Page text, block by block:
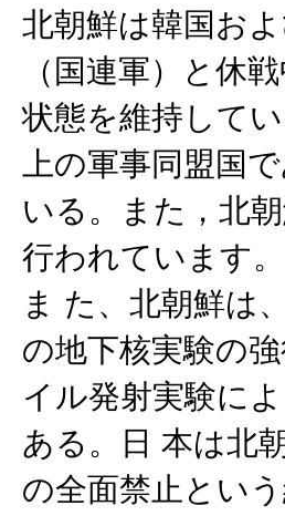
北朝鮮は韓国お
（国連軍）と休
状態を維持して
上の軍事同盟国
いる。また，北
行われています。
ま た、北朝鮮は
の地下核実験の
イル発射実験に
ある。日 本は北
の全面禁止とい